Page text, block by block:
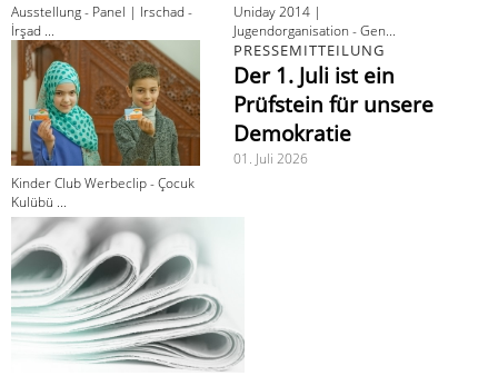
Ausstellung - Panel | Irschad -
İrşad ...
Uniday 2014 |
Jugendorganisation - Gen...
Kinder Club Werbeclip - Çocuk
Kulübü ...
PRESSEMITTEILUNG
Der 1. Juli ist ein
Prüfstein für unsere
Demokratie
01. Juli 2026